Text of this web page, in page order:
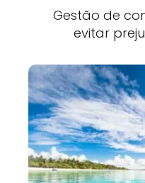
Gestão de
evitar